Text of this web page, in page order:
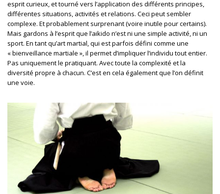
esprit curieux, et tourné vers l’application des différents principes,
différentes situations, activités et relations. Ceci peut sembler
complexe. Et probablement surprenant (voire inutile pour certains).
Mais gardons à l’esprit que l’aikido n’est ni une simple activité, ni un
sport. En tant qu’art martial, qui est parfois défini comme une
« bienveillance martiale », il permet d’impliquer l’individu tout entier.
Pas uniquement le pratiquant. Avec toute la complexité et la
diversité propre à chacun. C’est en cela également que l’on définit
une voie.